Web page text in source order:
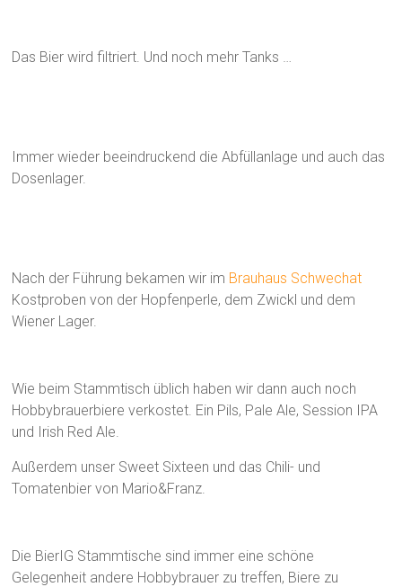
Das Bier wird filtriert. Und noch mehr Tanks …
Immer wieder beeindruckend die Abfüllanlage und auch das
Dosenlager.
Nach der Führung bekamen wir im Brauhaus Schwechat
Kostproben von der Hopfenperle, dem Zwickl und dem
Wiener Lager.
Wie beim Stammtisch üblich haben wir dann auch noch
Hobbybrauerbiere verkostet. Ein Pils, Pale Ale, Session IPA
und Irish Red Ale.
Außerdem unser Sweet Sixteen und das Chili- und
Tomatenbier von Mario&Franz.
Die BierIG Stammtische sind immer eine schöne
Gelegenheit andere Hobbybrauer zu treffen, Biere zu